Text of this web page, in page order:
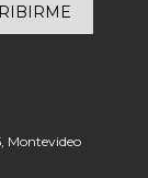
Montevideo